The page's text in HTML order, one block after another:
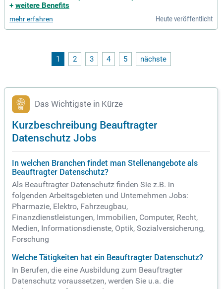
Prüfung des Zustandes der Gebrauchtwagen zur Endkunden
+ weitere Benefits
mehr erfahren Heute veröffentlicht
1 2 3 4 5 nächste
Das Wichtigste in Kürze
Kurzbeschreibung Beauftragter
Datenschutz Jobs
In welchen Branchen findet man Stellenangebote als
Beauftragter Datenschutz?
Als Beauftragter Datenschutz finden Sie z.B. in
folgenden Arbeitsgebieten und Unternehmen Jobs:
Pharmazie, Elektro, Fahrzeugbau,
Finanzdienstleistungen, Immobilien, Computer, Recht,
Medien, Informationsdienste, Optik, Sozialversicherung,
Forschung
Welche Tätigkeiten hat ein Beauftragter Datenschutz?
In Berufen, die eine Ausbildung zum Beauftragter
Datenschutz voraussetzen, werden Sie u.a. die